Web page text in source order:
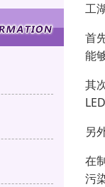
工
首
能
其
另
在
污